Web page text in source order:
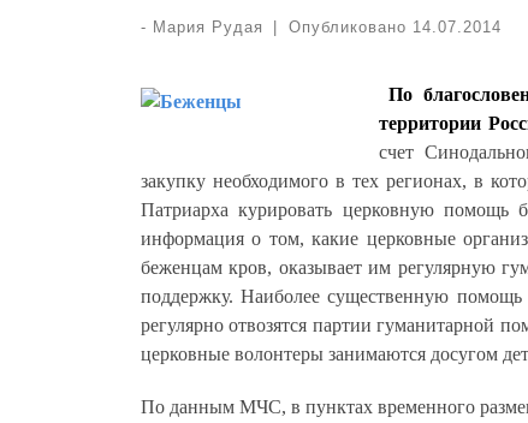
- Мария Рудая Опубликовано 14.07.2014
По
территории
счет
закупку необходимого в тех регионах, в
Патриарха курировать церковную помощь
информация о том, какие церковные
беженцам кров, оказывает им регулярную
поддержку. Наиболее существенную помощь
регулярно отвозятся партии
церковные волонтеры занимаются досугом
По данным МЧС, в пунктах временного